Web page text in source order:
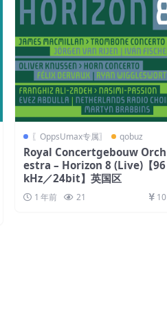
〖OppsUmax专属〗 qobuz
Royal Concertgebouw Orch
estra – Horizon 8 (Live)【96
kHz／24bit】英国区
1 年前 21 10